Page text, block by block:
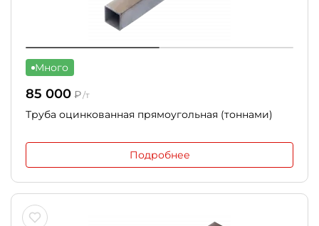
Много
85 000 ₽/т
Труба оцинкованная прямоугольная (тоннами)
Подробнее